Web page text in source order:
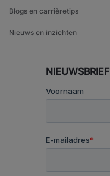
Blogs en carrièretips
Nieuws en inzichten
NIEUWSBRIEF